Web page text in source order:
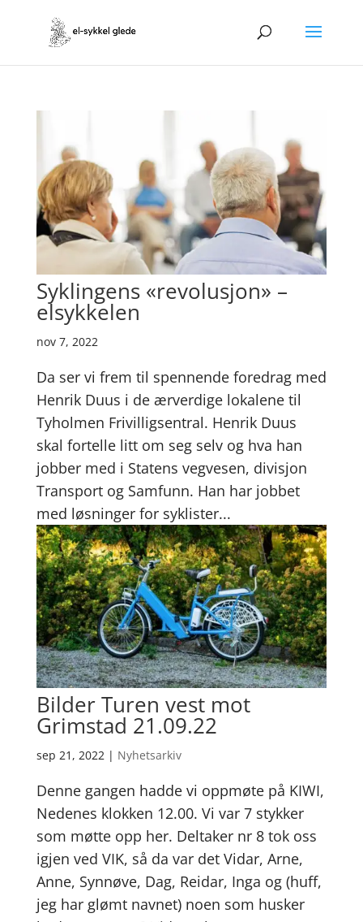
Syklingens «revolusjon» –
elsykkelen
nov 7, 2022
Da ser vi frem til spennende foredrag med
Henrik Duus i de ærverdige lokalene til
Tyholmen Frivilligsentral. Henrik Duus
skal fortelle litt om seg selv og hva han
jobber med i Statens vegvesen, divisjon
Transport og Samfunn. Han har jobbet
med løsninger for syklister...
Bilder Turen vest mot
Grimstad 21.09.22
sep 21, 2022| Nyhetsarkiv
Denne gangen hadde vi oppmøte på KIWI,
Nedenes klokken 12.00. Vi var 7 stykker
som møtte opp her. Deltaker nr 8 tok oss
igjen ved VIK, så da var det Vidar, Arne,
Anne, Synnøve, Dag, Reidar, Inga og (huff,
jeg har glømt navnet) noen som husker